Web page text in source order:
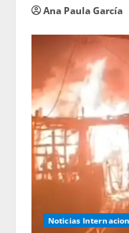
Ana Paula García
Noticias